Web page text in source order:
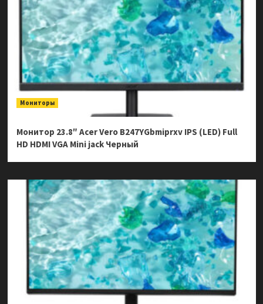
Мониторы
Монитор 23.8″ Acer Vero B247YGbmiprxv IPS (LED) Full
HD HDMI VGA Mini jack Черный